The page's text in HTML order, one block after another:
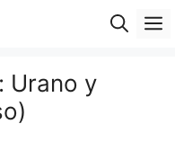
Urano y